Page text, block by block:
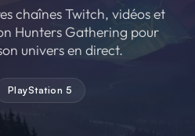
chaînes Twitch, vidéos et
Hunters Gathering pour
univers en direct.
PlayStation 5